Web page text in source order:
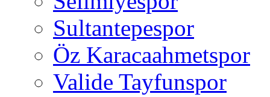
Sultantepespor
Öz Karacaahmetspor
Valide Tayfunspor